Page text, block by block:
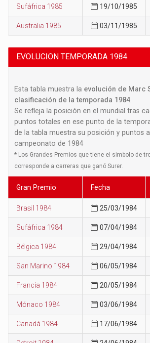
Sufáfrica 1985 19/10/1985
Australia 1985 03/11/1985
EVOLUCION TEMPORADA 1984
Esta tabla muestra la evolución de Marc
clasificación de la temporada 1984
Se refleja la posición en el mundial tras
puntos totales en ese punto de la
de la tabla muestra su posición y puntos
campeonato de 1984
* Los Grandes Premios que tiene el simbolo de
corresponde a carreras que ganó Surer.
Gran Premio Fecha
Brasil 1984 25/03/1984
Sufáfrica 1984 07/04/1984
Bélgica 1984 29/04/1984
San Marino 1984 06/05/1984
Francia 1984 20/05/1984
Mónaco 1984 03/06/1984
Canadá 1984 17/06/1984